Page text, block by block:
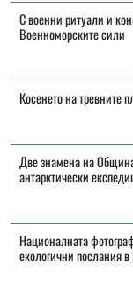
С военни ритуали и
Военноморските сили
Косенето на тревните
Две знамена на Община
антарктически
Националната
екологични послания в